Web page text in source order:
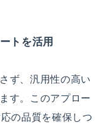
トを活用
ず、汎用性の高い
す。このアプロー
の品質を確保しつ